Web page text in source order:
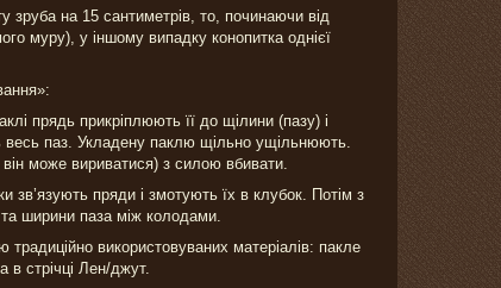
зруба на 15 сантиметрів, то, починаючи від
муру), у іншому випадку конопитка однієї
прядь прикріплюють її до щілини (пазу) і
паз. Укладену паклю щільно ущільнюють.
може вириватися) з силою вбивати.
зв’язують пряди і змотують їх в клубок. Потім з
ширини паза між колодами.
використовуваних матеріалів: пакле
в стрічці Лен/джут.